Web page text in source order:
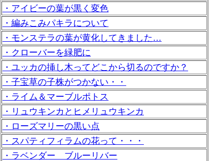
・アイビーの葉が黒く変色
・編みこみパキラについて
・モンステラの葉が黄化してきました…
・クローバーを緑肥に
・ユッカの挿し木ってどこから切るのですか？
・子宝草の子株がつかない・・
・ライム＆マーブルポトス
・リュウキンカとヒメリュウキンカ
・ローズマリーの黒い点
・スパティフィラムの花って・・・
・ラベンダー ブルーリバー